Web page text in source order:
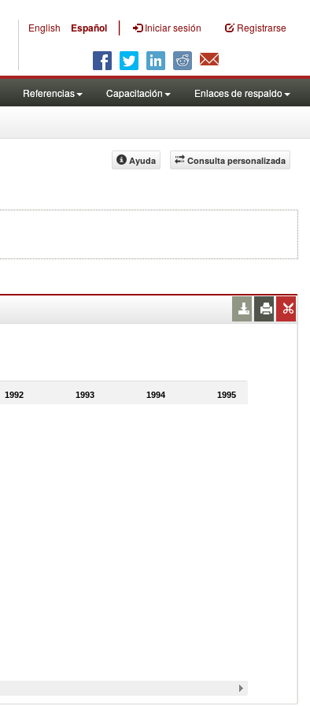
English Español | Iniciar sesión Registrarse
Referencias Capacitación Enlaces de respaldo
Consulta personalizada
Ayuda
1992 1993 1994 1995